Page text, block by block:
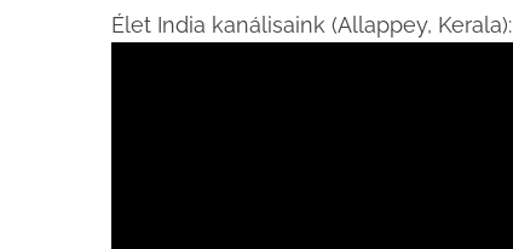
Élet India kanálisaink (Allappey, Kerala):